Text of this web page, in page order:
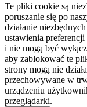
Te pliki cookie są
poruszanie się po
działanie
ustawienia
i nie mogą być
aby zablokować te
strony mogą nie
przechowywane w
urządzeniu
przeglądarki.